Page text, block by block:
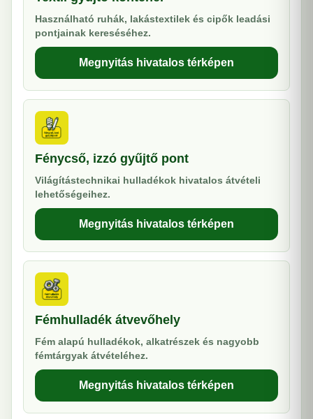
Használható ruhák, lakástextilek és cipők leadási
pontjainak kereséséhez.
Megnyitás hivatalos térképen
Fénycső, izzó gyűjtő pont
Világítástechnikai hulladékok hivatalos átvételi
lehetőségeihez.
Megnyitás hivatalos térképen
Fémhulladék átvevőhely
Fém alapú hulladékok, alkatrészek és nagyobb
fémtárgyak átvételéhez.
Megnyitás hivatalos térképen